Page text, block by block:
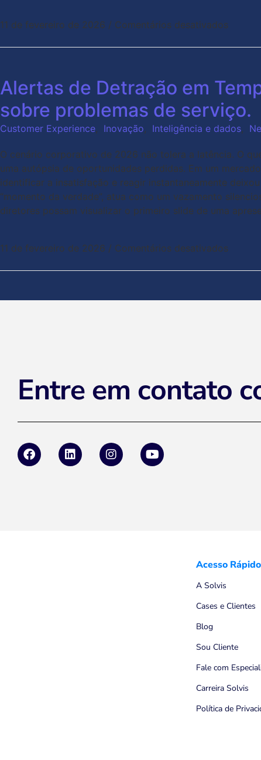
11 de fevereiro de 2026 / Comentários desativados
Alertas de Detração em
sobre problemas de serviço.
Customer Experience, Inovação, Inteligência e dados,
O cenário corporativo de 2026 não tolera a latência. O
uma autópsia de oportunidades perdidas. Em um
identificar a insatisfação e reagir instantaneamente
“momento da verdade”, atua como um vazamento
diretores possam visualizar o primeiro slide de uma
11 de fevereiro de 2026 / Comentários desativados
Entre em contato
Acesso Rápido
A Solvis
Cases e Clientes
Blog
Sou Cliente
Fale com
Carreira Solvis
Política de